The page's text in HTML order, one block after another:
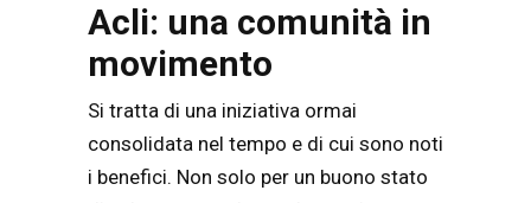
Acli: una comunità in
movimento
Si tratta di una iniziativa ormai
consolidata nel tempo e di cui sono noti
i benefici. Non solo per un buono stato